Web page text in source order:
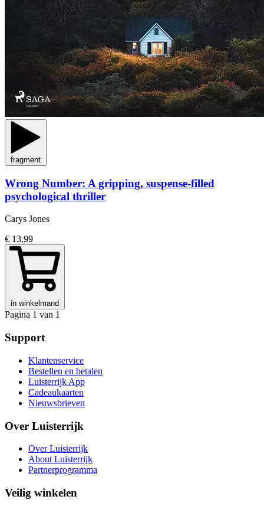
fragment
Wrong Number: A gripping, suspense-filled
psychological thriller
Carys Jones
€ 13,99
in winkelmand
Pagina 1 van 1
Support
Klantenservice
Bestellen en betalen
Luisterrijk App
Cadeaukaarten
Nieuwsbrieven
Over Luisterrijk
Over Luisterrijk
About Luisterrijk
Partnerprogramma
Veilig winkelen